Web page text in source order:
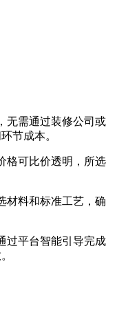
无需通过装修公司或
节成本。
格可比价透明，所选
材料和标准工艺，确
过平台智能引导完成